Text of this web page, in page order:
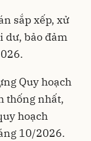
sắp xếp, xử
dư, bảo đảm
Quy hoạch
thống nhất,
hoạch
10/2026.